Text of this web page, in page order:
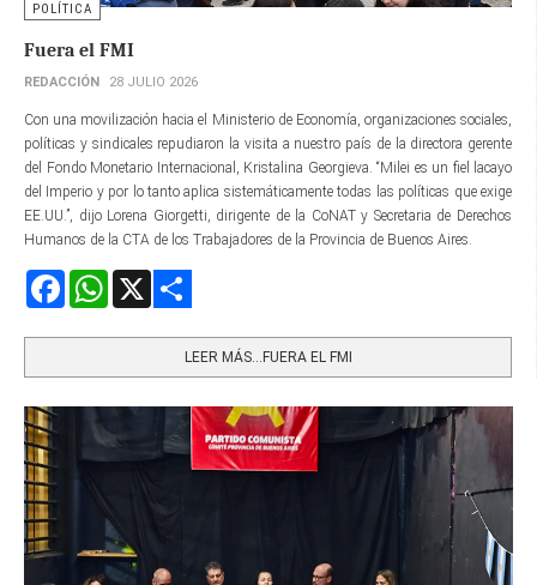
POLÍTICA
Fuera el FMI
REDACCIÓN 28 JULIO 2026
Con una movilización hacia el Ministerio de Economía, organizaciones sociales,
políticas y sindicales repudiaron la visita a nuestro país de la directora gerente​
del Fondo Monetario Internacional, Kristalina Georgieva. “Milei es un fiel lacayo
del Imperio y por lo tanto aplica sistemáticamente todas las políticas que exige
EE.UU.”, dijo Lorena Giorgetti, dirigente de la CoNAT y Secretaria de Derechos
Humanos de la CTA de los Trabajadores de la Provincia de Buenos Aires.
FacebookWhatsApp
LEER MÁS…FUERA EL FMI